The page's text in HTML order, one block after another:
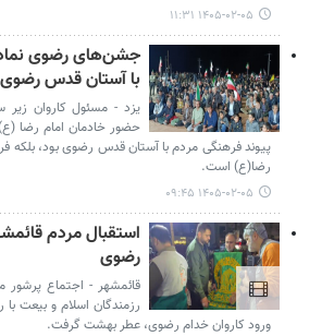
۱۴۰۵-۰۲-۰۵ ۱۱:۳۱
جشن‌های رضوی نماد
با آستان قدس
یزد - مسئول کاروان
حضور خادمان امام رضا (ع)
پیوند فرهنگی مردم با آستان قدس رضوی بود، بلکه
رضا(ع) است.
۱۴۰۵-۰۲-۰۵ ۰۹:۴۵
استقبال مردم
رضوی
قائمشهر - اجتماع پرشور
رزمندگان اسلام و بیعت با
ورود کاروان خدام رضوی، عطر بهشت گرفت.